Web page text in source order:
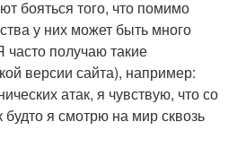
бояться того, что помимо
у них может быть много
часто получаю такие
версии сайта), например:
атак, я чувствую, что со
будто я смотрю на мир сквозь